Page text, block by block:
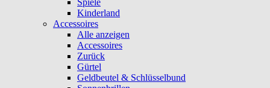
Spiele
Kinderland
Accessoires
Alle anzeigen
Accessoires
Zurück
Gürtel
Geldbeutel & Schlüsselbund